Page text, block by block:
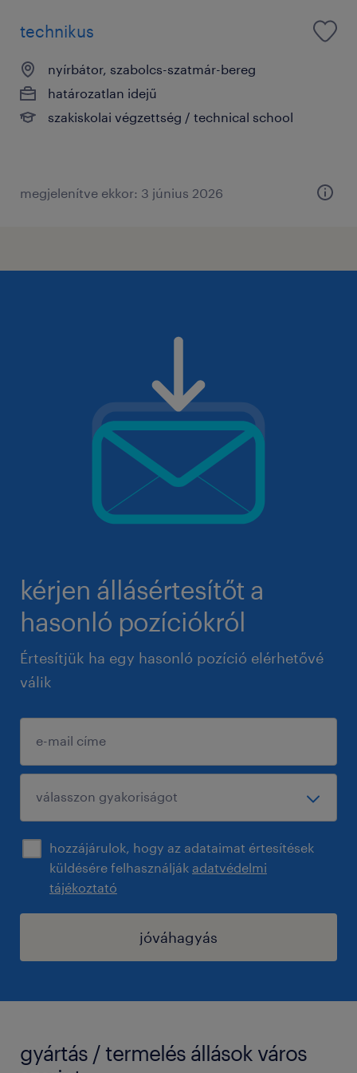
technikus
nyírbátor, szabolcs-szatmár-bereg
határozatlan idejű
szakiskolai végzettség / technical school
megjelenítve ekkor: 3 június 2026
kérjen állásértesítőt a
hasonló pozíciókról
Értesítjük ha egy hasonló pozíció elérhetővé
válik
hozzájárulok, hogy az adataimat értesítések
küldésére felhasználják adatvédelmi
tájékoztató
jóváhagyás
gyártás / termelés állások város